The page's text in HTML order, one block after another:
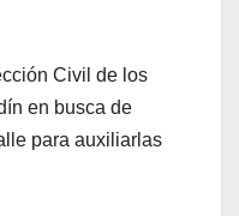
Civil de los
en busca de
para auxiliarlas